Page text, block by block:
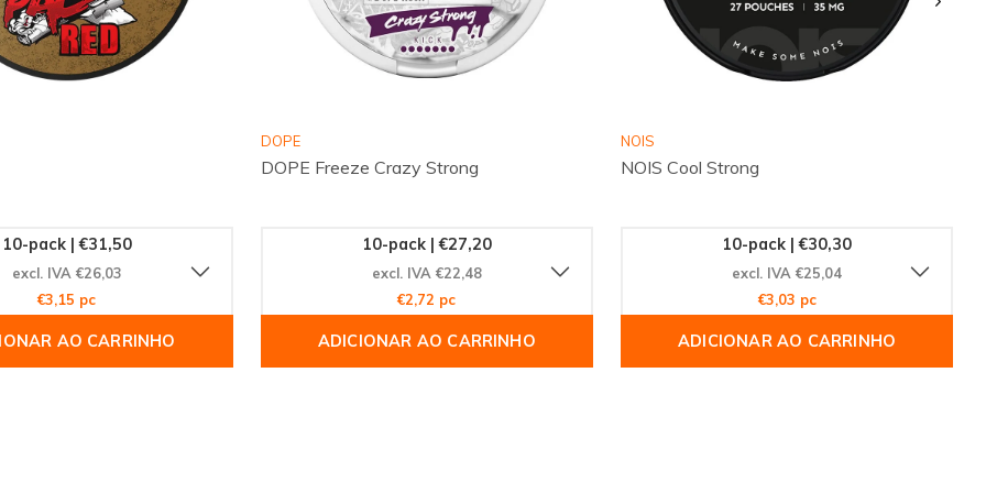
o equilíbrio certo
e receba em pouco
10-pack | €31,50
excl. IVA €26,03
€3,15 pc
AO CARRINHO
DOPE
DOPE Freeze Crazy Strong
10-pack | €27,20
excl. IVA €22,48
€2,72 pc
ADICIONAR AO CARRINHO
NOIS
NOIS Cool Strong
10-pack | €30,30
excl. IVA €25,04
€3,03 pc
ADICIONAR AO CARRINHO